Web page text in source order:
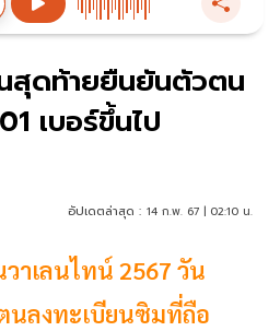
สุดท้ายยืนยันตัวตน
เบอร์ขึ้นไป
อัปเดตล่าสุด : 14 ก.พ. 67 | 02:10 น.
าเลนไทน์ 2567 วัน
นลงทะเบียนซิมที่ถือ